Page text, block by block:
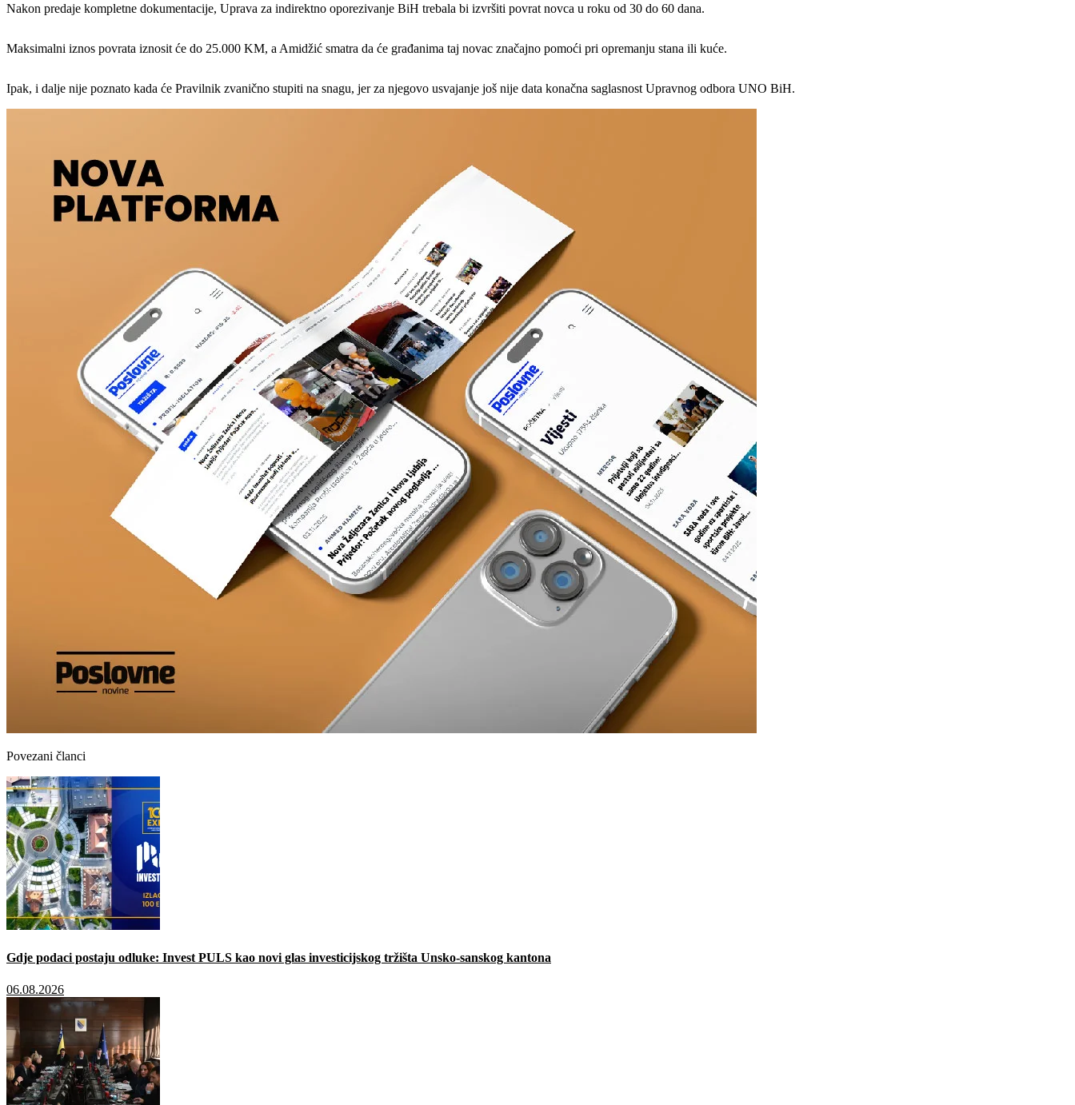
Nakon predaje kompletne dokumentacije, Uprava za indirektno oporezivanje BiH trebala bi izvršiti povrat novca u roku od 30 do 60 dana.
Maksimalni iznos povrata iznosit će do 25.000 KM, a Amidžić smatra da će građanima taj novac značajno pomoći pri opremanju stana ili kuće.
Ipak, i dalje nije poznato kada će Pravilnik zvanično stupiti na snagu, jer za njegovo usvajanje još nije data konačna saglasnost Upravnog odbora UNO BiH.
Povezani članci
Gdje podaci postaju odluke: Invest PULS kao novi glas investicijskog tržišta Unsko-sanskog kantona
06.08.2026